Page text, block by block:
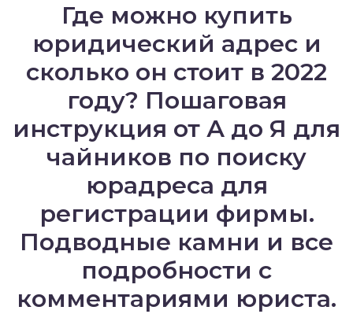
Где можно купить
юридический адрес и
сколько он стоит в 2022
году? Пошаговая
инструкция от А до Я для
чайников по поиску
юрадреса для
регистрации фирмы.
Подводные камни и все
подробности с
комментариями юриста.